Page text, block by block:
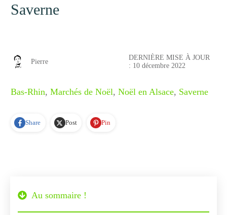
Saverne
Pierre
DERNIÈRE MISE À JOUR
: 10 décembre 2022
Bas-Rhin, Marchés de Noël, Noël en Alsace, Saverne
Share Post Pin
Au sommaire !